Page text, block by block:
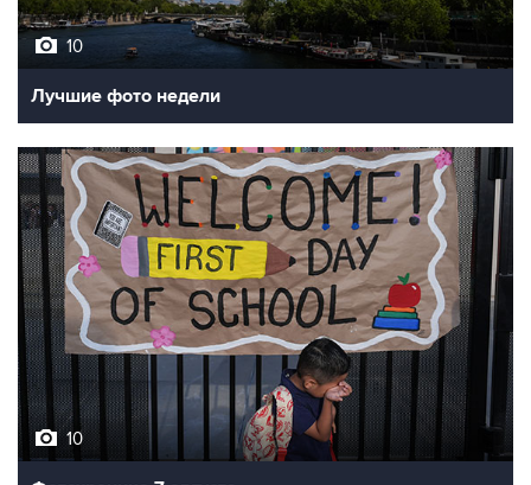
10
Лучшие фото недели
10